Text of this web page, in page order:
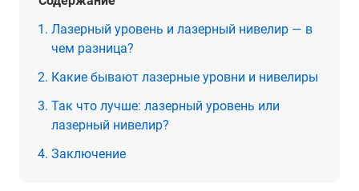
Лазерный уровень и лазерный нивелир — в
чем разница?
Какие бывают лазерные уровни и нивелиры
Так что лучше: лазерный уровень или
лазерный нивелир?
Заключение